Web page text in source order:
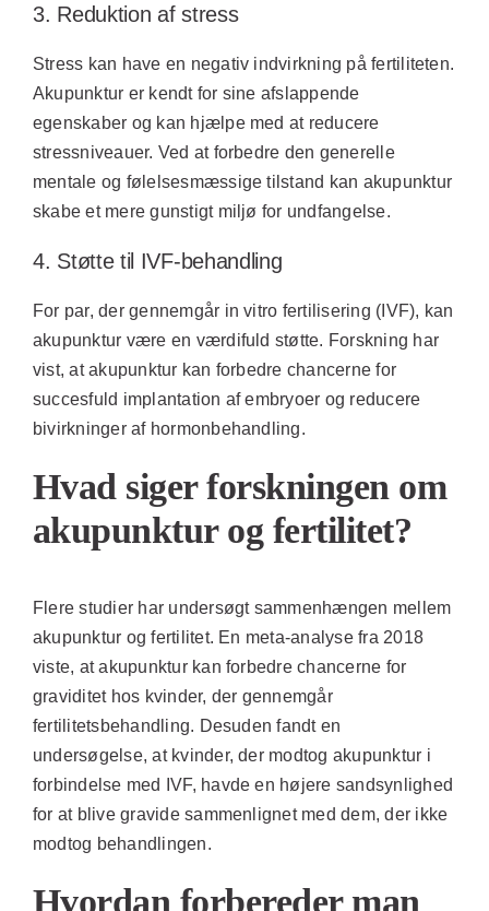
3. Reduktion af stress
Stress kan have en negativ indvirkning på fertiliteten.
Akupunktur er kendt for sine afslappende
egenskaber og kan hjælpe med at reducere
stressniveauer. Ved at forbedre den generelle
mentale og følelsesmæssige tilstand kan akupunktur
skabe et mere gunstigt miljø for undfangelse.
4. Støtte til IVF-behandling
For par, der gennemgår in vitro fertilisering (IVF), kan
akupunktur være en værdifuld støtte. Forskning har
vist, at akupunktur kan forbedre chancerne for
succesfuld implantation af embryoer og reducere
bivirkninger af hormonbehandling.
Hvad siger forskningen om
akupunktur og fertilitet?
Flere studier har undersøgt sammenhængen mellem
akupunktur og fertilitet. En meta-analyse fra 2018
viste, at akupunktur kan forbedre chancerne for
graviditet hos kvinder, der gennemgår
fertilitetsbehandling. Desuden fandt en
undersøgelse, at kvinder, der modtog akupunktur i
forbindelse med IVF, havde en højere sandsynlighed
for at blive gravide sammenlignet med dem, der ikke
modtog behandlingen.
Hvordan forbereder man